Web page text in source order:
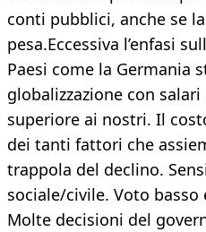
conti pubblici, anche se
pesa.Eccessiva l’enfasi
Paesi come la Germania
globalizzazione con
superiore ai nostri. Il
dei tanti fattori che
trappola del declino.
sociale/civile. Voto
Molte decisioni del